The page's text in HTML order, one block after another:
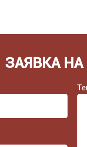
ЗАЯВКА